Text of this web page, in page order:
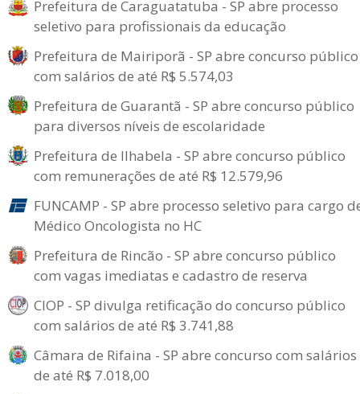
Prefeitura de Caraguatatuba - SP abre processo
seletivo para profissionais da educação
Prefeitura de Mairiporã - SP abre concurso público
com salários de até R$ 5.574,03
Prefeitura de Guarantã - SP abre concurso público
para diversos níveis de escolaridade
Prefeitura de Ilhabela - SP abre concurso público
com remunerações de até R$ 12.579,96
FUNCAMP - SP abre processo seletivo para cargo
Médico Oncologista no HC
Prefeitura de Rincão - SP abre concurso público
com vagas imediatas e cadastro de reserva
CIOP - SP divulga retificação do concurso público
com salários de até R$ 3.741,88
Câmara de Rifaina - SP abre concurso com salários
de até R$ 7.018,00